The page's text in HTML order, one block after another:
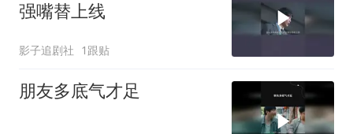
强嘴替上线
影子追剧社 1跟贴
朋友多底气才足